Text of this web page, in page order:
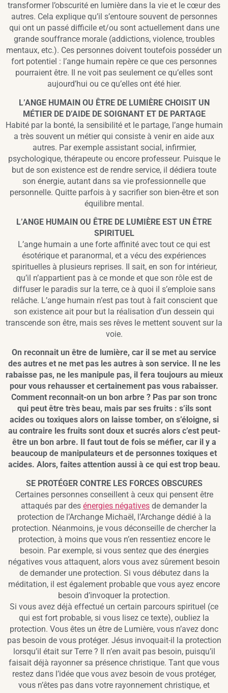
transformer l’obscurité en lumière dans la vie et le cœur des
autres. Cela explique qu’il s’entoure souvent de personnes
qui ont un passé difficile et/ou sont actuellement dans une
grande souffrance morale (addictions, violence, troubles
mentaux, etc.). Ces personnes doivent toutefois posséder un
fort potentiel : l’ange humain repère ce que ces personnes
pourraient être. Il ne voit pas seulement ce qu’elles sont
aujourd’hui ou ce qu’elles ont été hier.
L’ANGE HUMAIN OU ÊTRE DE LUMIÈRE CHOISIT UN
MÉTIER DE D’AIDE DE SOIGNANT ET DE PARTAGE
Habité par la bonté, la sensibilité et le partage, l’ange humain
a très souvent un métier qui consiste à venir en aide aux
autres. Par exemple assistant social, infirmier,
psychologique, thérapeute ou encore professeur. Puisque le
but de son existence est de rendre service, il dédiera toute
son énergie, autant dans sa vie professionnelle que
personnelle. Quitte parfois à y sacrifier son bien-être et son
équilibre mental.
L’ANGE HUMAIN OU ÊTRE DE LUMIÈRE EST UN ÊTRE
SPIRITUEL
L’ange humain a une forte affinité avec tout ce qui est
ésotérique et paranormal, et a vécu des expériences
spirituelles à plusieurs reprises. Il sait, en son for intérieur,
qu’il n’appartient pas à ce monde et que son rôle est de
diffuser le paradis sur la terre, ce à quoi il s’emploie sans
relâche. L’ange humain n’est pas tout à fait conscient que
son existence ait pour but la réalisation d’un dessein qui
transcende son être, mais ses rêves le mettent souvent sur la
voie.
On reconnait un être de lumière, car il se met au service
des autres et ne met pas les autres à son service. Il ne les
rabaisse pas, ne les manipule pas, il fera toujours au mieux
pour vous rehausser et certainement pas vous rabaisser.
Comment reconnait-on un bon arbre ? Pas par son tronc
qui peut être très beau, mais par ses fruits : s’ils sont
acides ou toxiques alors on laisse tomber, on s’éloigne, si
au contraire les fruits sont doux et sucrés alors c’est peut-
être un bon arbre. Il faut tout de fois se méfier, car il y a
beaucoup de manipulateurs et de personnes toxiques et
acides. Alors, faites attention aussi à ce qui est trop beau.
SE PROTÉGER CONTRE LES FORCES OBSCURES
Certaines personnes conseillent à ceux qui pensent être
attaqués par des énergies négatives de demander la
protection de l’Archange Michaël, l’Archange dédié à la
protection. Néanmoins, je vous déconseille de chercher la
protection, à moins que vous n’en ressentiez encore le
besoin. Par exemple, si vous sentez que des énergies
négatives vous attaquent, alors vous avez sûrement besoin
de demander une protection. Si vous débutez dans la
méditation, il est également probable que vous ayez encore
besoin d’invoquer la protection.
Si vous avez déjà effectué un certain parcours spirituel (ce
qui est fort probable, si vous lisez ce texte), oubliez la
protection. Vous êtes un être de Lumière, vous n’avez donc
pas besoin de vous protéger. Jésus invoquait-il la protection
lorsqu’il était sur Terre ? Il n’en avait pas besoin, puisqu’il
faisait déjà rayonner sa présence christique. Tant que vous
restez dans l’idée que vous avez besoin de vous protéger,
vous n’êtes pas dans votre rayonnement christique, et